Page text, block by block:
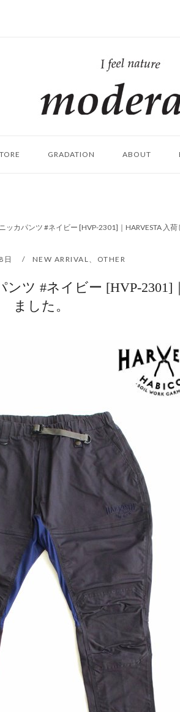
ム
GRADATION ABOUT
ッカパンツ #ネイビー [HVP-2301]｜HARVESTA 入荷
日 NEW ARRIVAL、 OTHER
ツ #ネイビー [HVP-2301]
ました。